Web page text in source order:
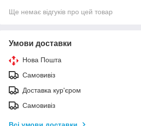
Ще немає відгуків про цей товар
Умови доставки
Нова Пошта
Самовивіз
Доставка кур'єром
Самовивіз
Всі умови доставки